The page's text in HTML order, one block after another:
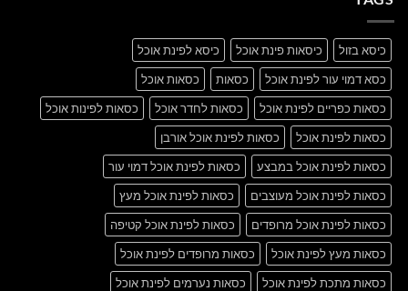
כיסא בזול כיסאות פינת אוכל
כיסא לפינת אוכל
כסא דמוי עור לפינת אוכל
כסאות
כסאות אוכל
כסאות כפריים לפינת אוכל
כסאות לחדר אוכל
כסאות לפינות אוכל
כסאות לפינת אוכל
כסאות לפינת אוכל אורבן
כסאות לפינת אוכל במבצע
כסאות לפינת אוכל דמוי עור
כסאות לפינת אוכל מעוצבים
כסאות לפינת אוכל מעץ
כסאות לפינת אוכל מרופדים
כסאות לפינת אוכל קטיפה
כסאות מעץ לפינת אוכל
כסאות מרופדים לפינת אוכל
כסאות מתכת לפינת אוכל
כסאות נערמים לפינת אוכל